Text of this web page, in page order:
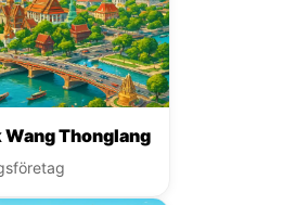
Wang Thonglang